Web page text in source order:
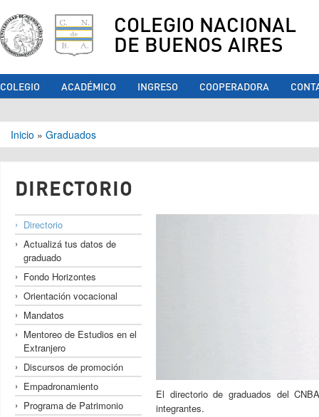
COLEGIO NACIONAL
DE BUENOS AIRES
COLEGIO ACADÉMICO INGRESO COOPERADORA
Se encuentra usted aquí
Inicio » Graduados
DIRECTORIO
Directorio
Actualizá tus datos de
graduado
Fondo Horizontes
Orientación vocacional
Mandatos
Mentoreo de Estudios en el
Extranjero
Discursos de promoción
Empadronamiento
Programa de Patrimonio
El directorio de graduados del
integrantes.